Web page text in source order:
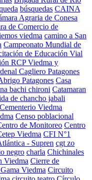
búsquedas CAINA
Agraria de Conesa
de Comercio de
viedma camino a San
Campeonato Mundial de
de Educación Vial
RCP Viedma y
Cagliero Patagones
Patagones Casa
bachi chironi Catamaran
de chancho jabali
Cementerio Viedma
Censo poblacional
de Monitoreo Centro
Viedma CFI N°1
- Supren cgt zo
negro charla Chichinales
Viedma Cierre de
Viedma Circuito